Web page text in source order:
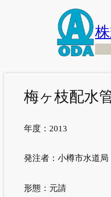
梅ヶ枝配水
年度： 2013
発注者： 小樽市水道局
形態： 元請